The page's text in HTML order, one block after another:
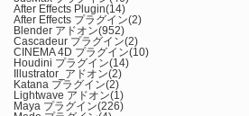
After Effects Plugin(14)
After Effects プラグイン(2)
Blender アドオン(952)
Cascadeur プラグイン(2)
CINEMA 4D プラグイン(10)
Houdini プラグイン(14)
Illustrator_アドオン(2)
Katana プラグイン(2)
Lightwave アドオン(1)
Maya プラグイン(226)